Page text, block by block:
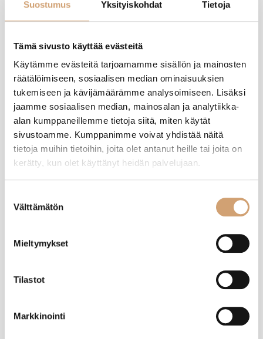
Suostumus Yksityiskohdat Tietoja
Tämä sivusto käyttää evästeitä
Käytämme evästeitä tarjoamamme sisällön ja mainosten
räätälöimiseen, sosiaalisen median ominaisuuksien
tukemiseen ja kävijämäärämme analysoimiseen. Lisäksi
jaamme sosiaalisen median, mainosalan ja analytiikka-
alan kumppaneillemme tietoja siitä, miten käytät
sivustoamme. Kumppanimme voivat yhdistää näitä
tietoja muihin tietoihin, joita olet antanut heille tai joita on
kerätty, kun olet käyttänyt heidän palvelujaan.
valinta
Välttämätön
Mieltymykset
Tilastot
Markkinointi
A
Varmistettu ostaja
Anonyymi
Helsinki, FI
Arvostelija ei jättänyt kommenttia
vuosi sitten